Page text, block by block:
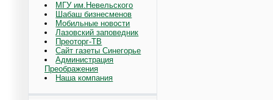
МГУ им.Невельского
Шабаш бизнесменов
Мобильные новости
Лазовский заповедник
Преоторг-ТВ
Сайт газеты Синегорье
Администрация
Преображения
Наша компания